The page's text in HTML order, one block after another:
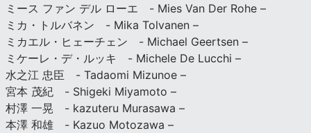
ミース ファン デル ローエ - Mies Van Der Rohe –
ミカ・トルバネン - Mika Tolvanen –
ミカエル・ヒェーチェン - Michael Geertsen –
ミケーレ・デ・ルッキ - Michele De Lucchi –
水之江 忠臣 - Tadaomi Mizunoe –
宮本 茂紀 - Shigeki Miyamoto –
村澤 一晃 - kazuteru Murasawa –
本澤 和雄 - Kazuo Motozawa –